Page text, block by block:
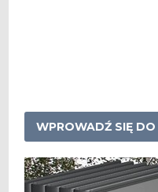
WPROWADŹ SIĘ